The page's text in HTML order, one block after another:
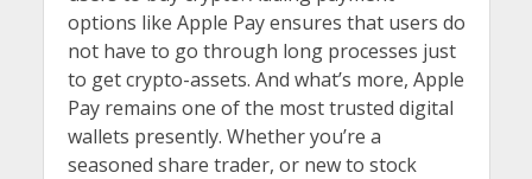
options like Apple Pay ensures that users do
not have to go through long processes just
to get crypto-assets. And what’s more, Apple
Pay remains one of the most trusted digital
wallets presently. Whether you’re a
seasoned share trader, or new to stock